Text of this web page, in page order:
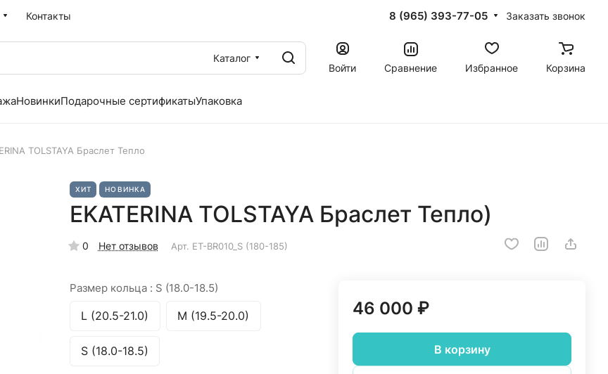
Контакты 8 (965) 393-77-05 Заказать звонок
Каталог
Войти
Сравнение Избранное Корзина
НовинкиПодарочные сертификатыУпаковка
TOLSTAYA Браслет Тепло
ХИТ НОВИНКА
EKATERINA TOLSTAYA Браслет Тепло)
0 Нет отзывов Арт. ET-BR010_S (180-185)
Размер кольца : S (18.0-18.5)
L (20.5-21.0) M (19.5-20.0)
S (18.0-18.5)
46 000 ₽
В корзину